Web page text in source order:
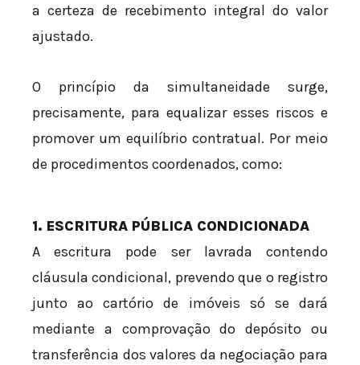
a certeza de recebimento integral do valor
ajustado.
O princípio da simultaneidade surge,
precisamente, para equalizar esses riscos e
promover um equilíbrio contratual. Por meio
de procedimentos coordenados, como:
1. ESCRITURA PÚBLICA CONDICIONADA
A escritura pode ser lavrada contendo
cláusula condicional, prevendo que o registro
junto ao cartório de imóveis só se dará
mediante a comprovação do depósito ou
transferência dos valores da negociação para